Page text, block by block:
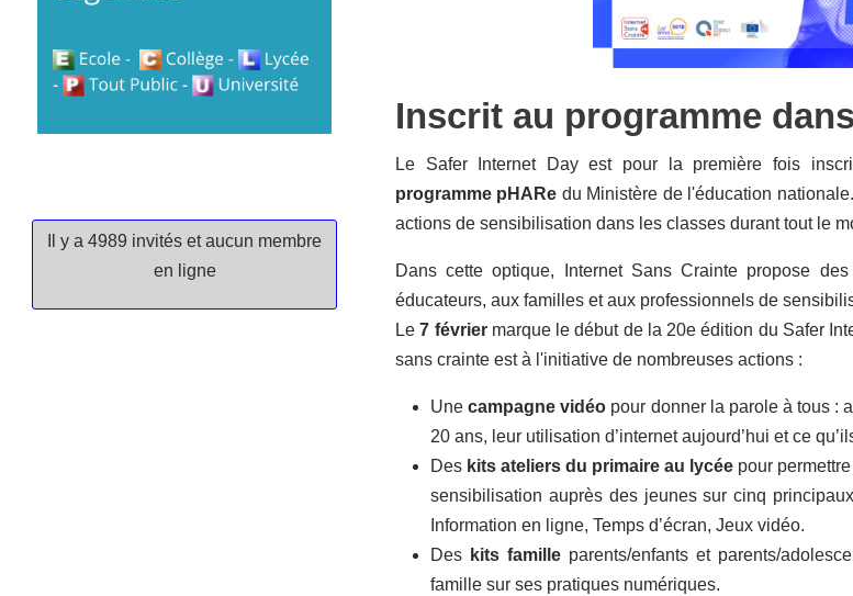
Il y a 4989 invités et aucun membre
en ligne
Inscrit au programme
Le Safer Internet Day est pour la première fois
programme pHARe du Ministère de l'éducation
actions de sensibilisation dans les classes durant tout le
Dans cette optique, Internet Sans Crainte propose
éducateurs, aux familles et aux professionnels de
Le 7 févriermarque le début de la 20e édition du Safer
sans crainte est à l'initiative de nombreuses actions :
Unecampagne vidéo pour donner la parole à tous :
20 ans, leur utilisation d’internet aujourd’hui et ce
Des kits ateliers du primaire au lycée pour
sensibilisation auprès des jeunes sur cinq
Information en ligne, Temps d’écran, Jeux vidéo.
Des kits familleparents/enfants et parents/
famille sur ses pratiques numériques.